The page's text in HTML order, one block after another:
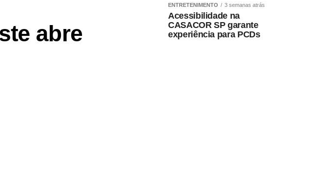
abre
ENTRETENIMENTO 3 semanas atrás
Acessibilidade na
CASACOR SP garante
experiência para PCDs